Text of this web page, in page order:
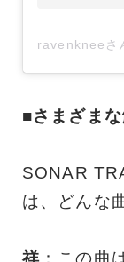
ravenkneeさ
■さまざま
SONAR
は、どんな
祥 ：この曲